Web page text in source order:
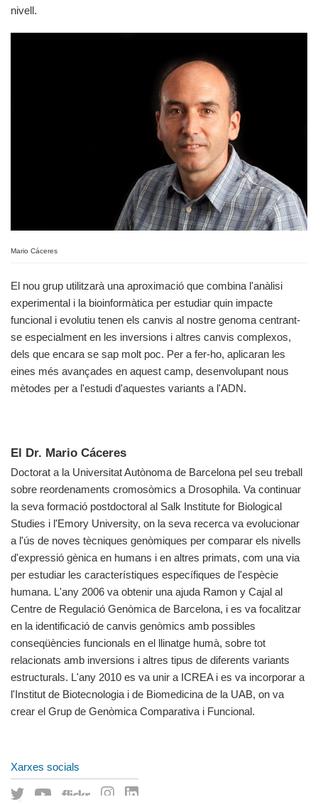
nivell.
Mario Cáceres
El nou grup utilitzarà una aproximació que combina l'anàlisi
experimental i la bioinformàtica per estudiar quin impacte
funcional i evolutiu tenen els canvis al nostre genoma centrant-
se especialment en les inversions i altres canvis complexos,
dels que encara se sap molt poc. Per a fer-ho, aplicaran les
eines més avançades en aquest camp, desenvolupant nous
mètodes per a l'estudi d'aquestes variants a l'ADN.
El Dr. Mario Cáceres
Doctorat a la Universitat Autònoma de Barcelona pel seu treball
sobre reordenaments cromosòmics a Drosophila. Va continuar
la seva formació postdoctoral al Salk Institute for Biological
Studies i l'Emory University, on la seva recerca va evolucionar
a l'ús de noves tècniques genòmiques per comparar els nivells
d'expressió gènica en humans i en altres primats, com una via
per estudiar les característiques específiques de l'espècie
humana. L'any 2006 va obtenir una ajuda Ramon y Cajal al
Centre de Regulació Genòmica de Barcelona, i es va focalitzar
en la identificació de canvis genòmics amb possibles
conseqüències funcionals en el llinatge humà, sobre tot
relacionats amb inversions i altres tipus de diferents variants
estructurals. L'any 2010 es va unir a ICREA i es va incorporar a
l'Institut de Biotecnologia i de Biomedicina de la UAB, on va
crear el Grup de Genòmica Comparativa i Funcional.
Xarxes socials